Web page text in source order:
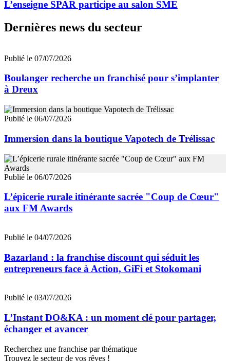
L’enseigne SPAR participe au salon SME
Dernières news du secteur
Publié le 07/07/2026
Boulanger recherche un franchisé pour s’implanter
à Dreux
Publié le 06/07/2026
Immersion dans la boutique Vapotech de Trélissac
Publié le 06/07/2026
L’épicerie rurale itinérante sacrée "Coup de Cœur"
aux FM Awards
Publié le 04/07/2026
Bazarland : la franchise discount qui séduit les
entrepreneurs face à Action, GiFi et Stokomani
Publié le 03/07/2026
L’Instant DO&KA : un moment clé pour partager,
échanger et avancer
Recherchez une franchise par thématique
Trouvez le secteur de vos rêves !